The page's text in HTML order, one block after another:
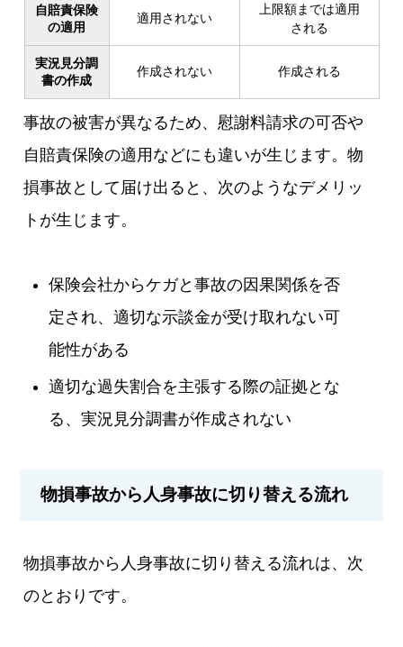
自賠責保険
の適用
適用されない
上限額までは適用
される
実況見分調
書の作成
作成されない 作成される
事故の被害が異なるため、慰謝料請求の可否や
自賠責保険の適用などにも違いが生じます。物
損事故として届け出ると、次のようなデメリッ
トが生じます。
保険会社からケガと事故の因果関係を否
定され、適切な示談金が受け取れない可
能性がある
適切な過失割合を主張する際の証拠とな
る、実況見分調書が作成されない
物損事故から人身事故に切り替える流れ
物損事故から人身事故に切り替える流れは、次
のとおりです。